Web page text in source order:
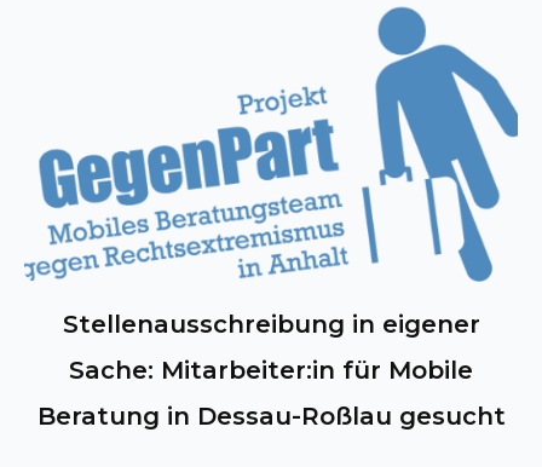
Stellenausschreibung in eigener
Sache: Mitarbeiter:in für Mobile
Beratung in Dessau-Roßlau gesucht